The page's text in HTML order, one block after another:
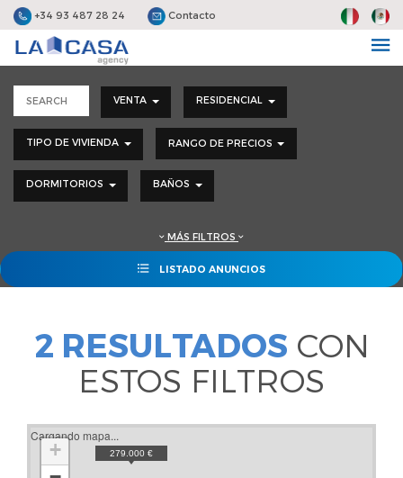
+34 93 487 28 24 Contacto
VENTA RESIDENCIAL
TIPO DE VIVIENDA RANGO DE PRECIOS
DORMITORIOS BAÑOS
MÁS FILTROS
LISTADO ANUNCIOS
2 RESULTADOS CON
ESTOS FILTROS
Cargando mapa...
279.000 €
+